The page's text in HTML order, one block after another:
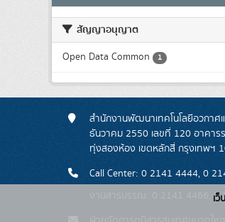
สัญญาอนุญาต
Open Data Common 1
สำนักงานพัฒนาเทคโนโลยีอวกาศ
ธันวาคม 2550 เลขที่ 120 อาคาร
ทุ่งสองห้อง เขตหลักสี่ กรุงเทพฯ
Call Center: 0 2141 4444, 0
งานสารบรรณ: 0 2141 4466, 0
เ